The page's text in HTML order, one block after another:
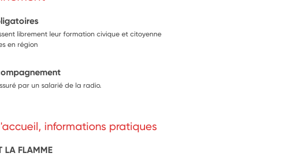
librement leur formation civique et citoyenne
en région
par un salarié de la radio.
informations pratiques
LA FLAMME